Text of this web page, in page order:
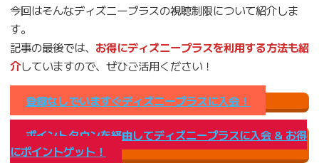
今回はそんなディズニープラスの視聴制限について紹介しま
す。
記事の最後では、 お得にディズニープラスを利用する方法も紹
介していますので、ぜひご活用ください！
登録なしでいますぐディズニープラスに入会！
ポイントタウンを経由してディズニープラスに入会 & お得
にポイントゲット！